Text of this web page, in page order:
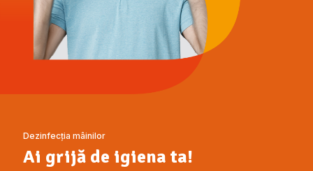
Dezinfecția mâinilor
Ai grijă de igiena ta!